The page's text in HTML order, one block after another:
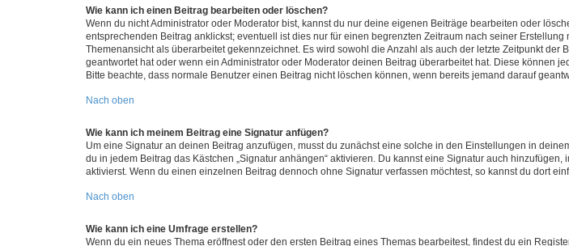
Wie kann ich einen Beitrag bearbeiten oder löschen?
Wenn du nicht Administrator oder Moderator bist, kannst du nur deine eigenen Beiträge bearbeiten oder
entsprechenden Beitrag anklickst; eventuell ist dies nur für einen begrenzten Zeitraum nach seiner
Themenansicht als überarbeitet gekennzeichnet. Es wird sowohl die Anzahl als auch der letzte Zeitpunkt
geantwortet hat oder wenn ein Administrator oder Moderator deinen Beitrag überarbeitet hat. Diese können
Bitte beachte, dass normale Benutzer einen Beitrag nicht löschen können, wenn bereits jemand darauf
Nach oben
Wie kann ich meinem Beitrag eine Signatur anfügen?
Um eine Signatur an deinen Beitrag anzufügen, musst du zunächst eine solche in den Einstellungen in
du in jedem Beitrag das Kästchen „Signatur anhängen“ aktivieren. Du kannst eine Signatur auch
aktivierst. Wenn du einen einzelnen Beitrag dennoch ohne Signatur verfassen möchtest, so kannst du dort
Nach oben
Wie kann ich eine Umfrage erstellen?
Wenn du ein neues Thema eröffnest oder den ersten Beitrag eines Themas bearbeitest, findest du ein